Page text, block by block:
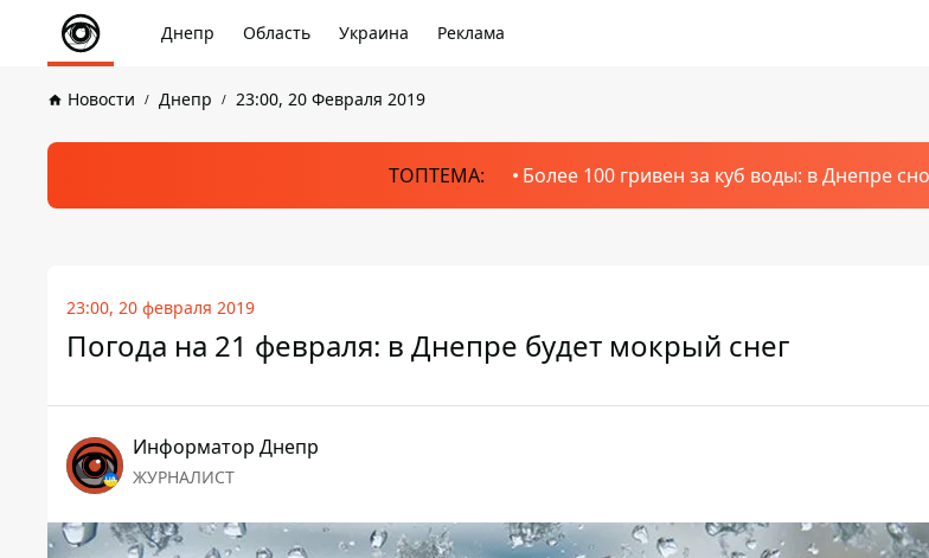
Днепр Область Украина Реклама
Новости Днепр 23:00, 20 Февраля 2019
ТОПТЕМА: Более 100 гривен за куб воды: в Днепре
23:00, 20 февраля 2019
Погода на 21 февраля: в Днепре будет мокрый снег
Информатор Днепр
ЖУРНАЛИСТ